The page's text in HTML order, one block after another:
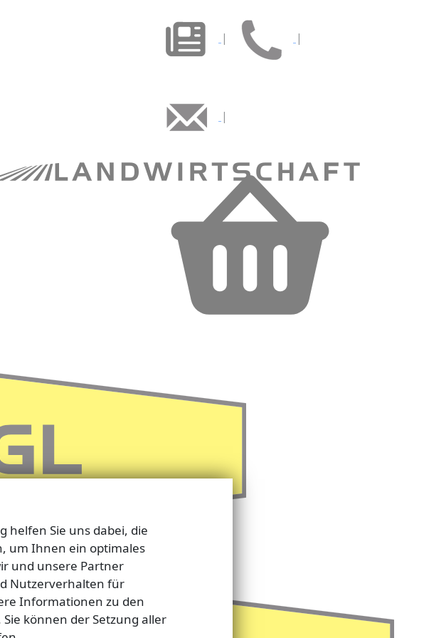
| |
|
helfen Sie uns dabei, die
um Ihnen ein optimales
und unsere Partner
Nutzerverhalten für
Informationen zu den
können der Setzung aller